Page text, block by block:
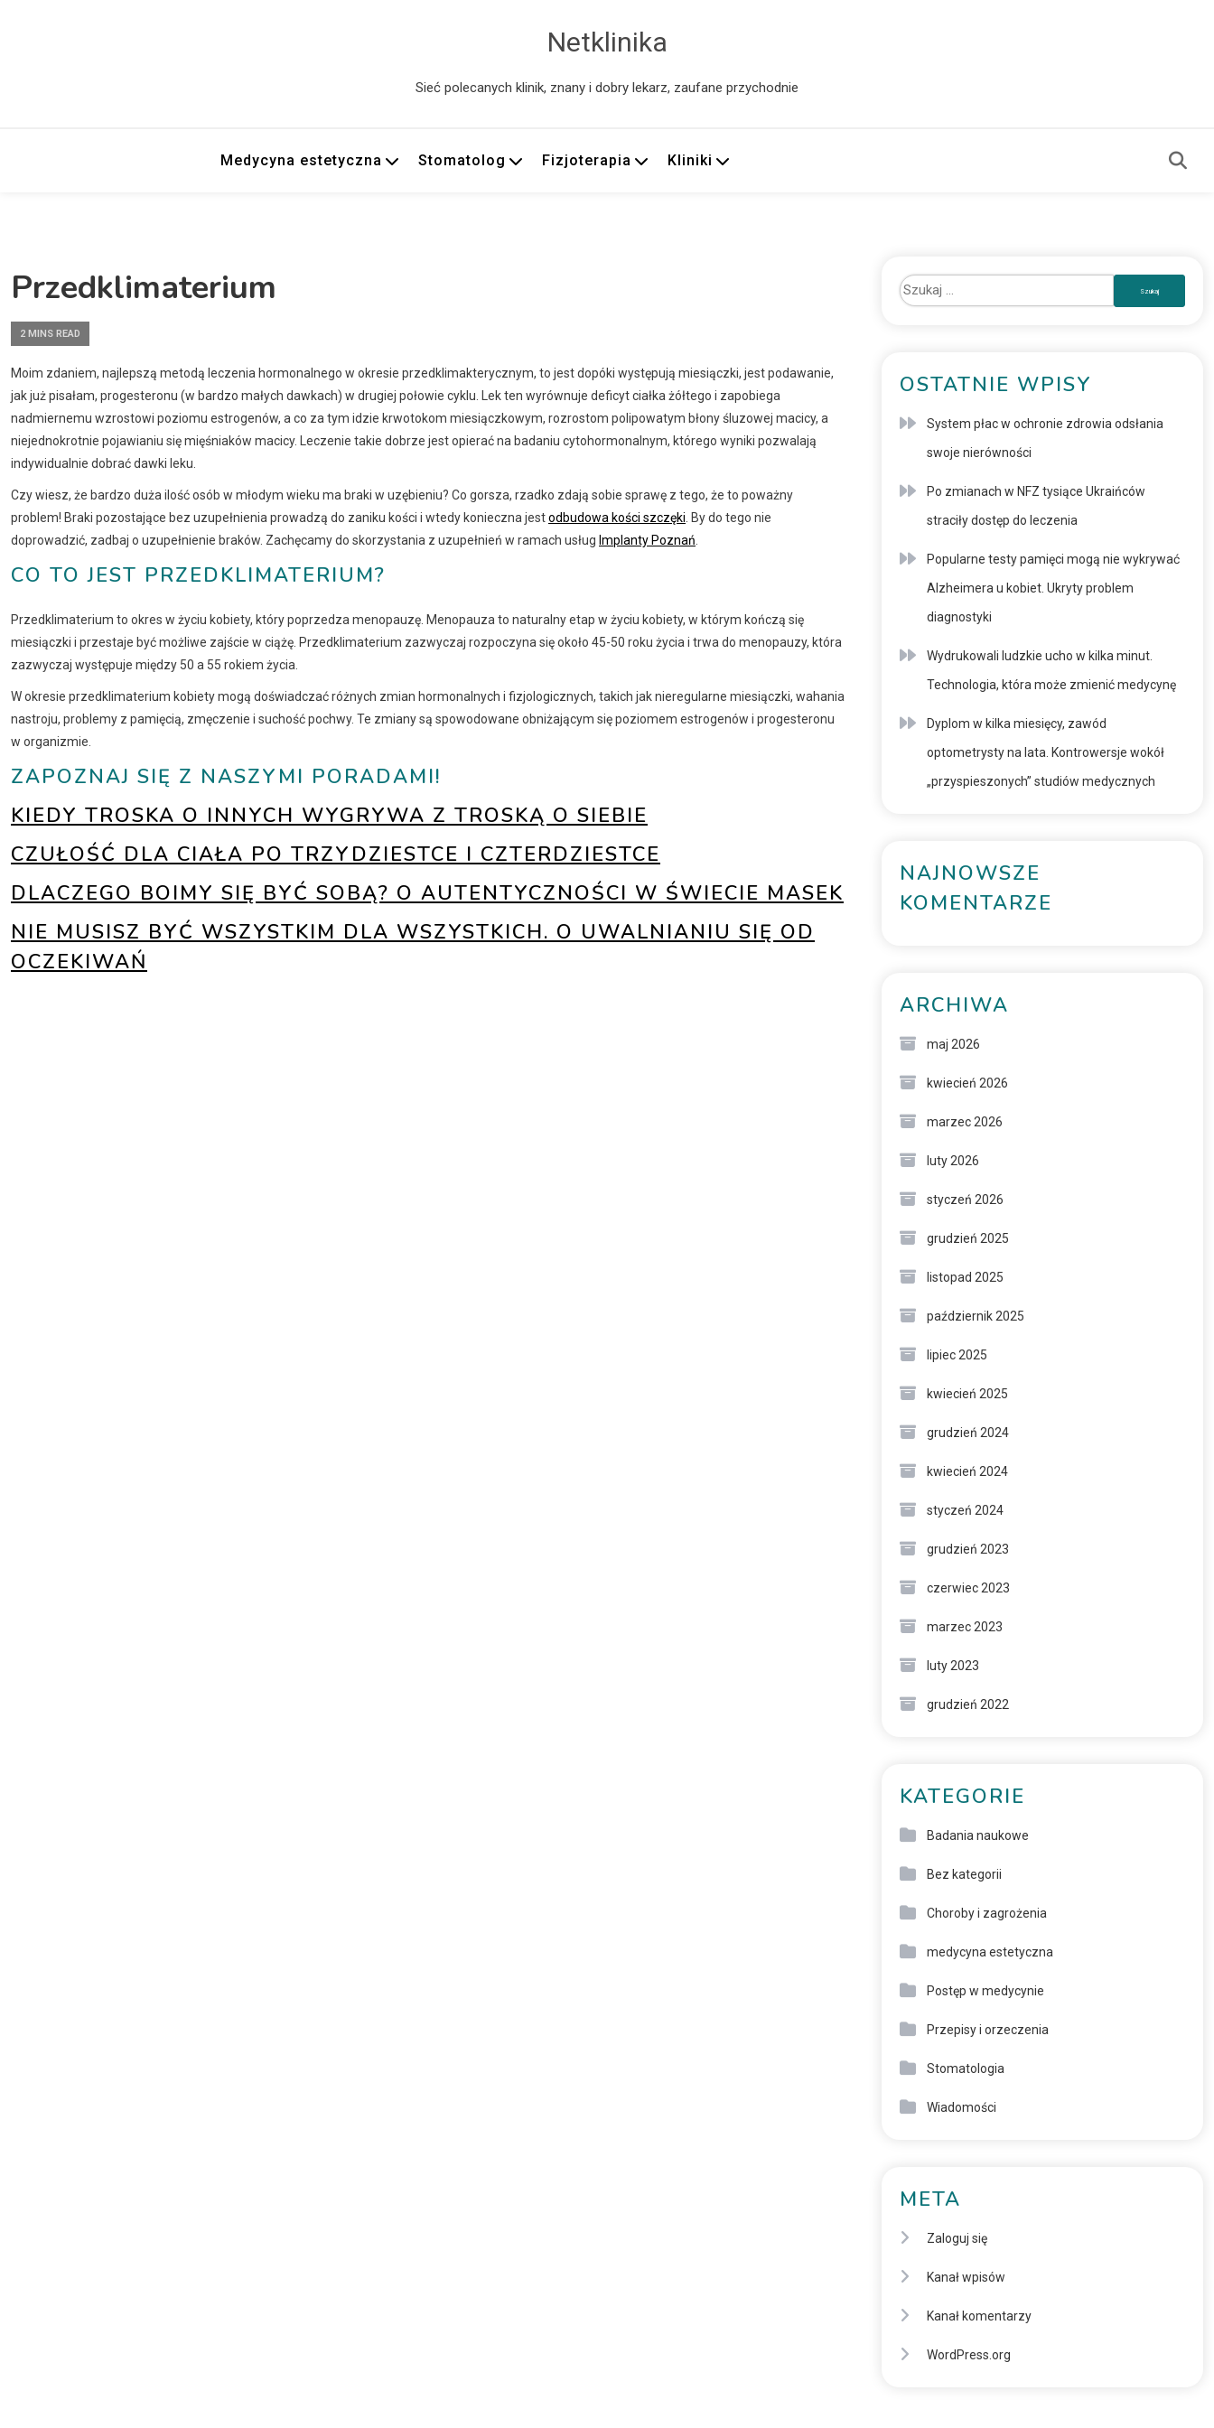
Netklinika
Sieć polecanych klinik, znany i dobry lekarz, zaufane przychodnie
Medycyna estetyczna Stomatolog Fizjoterapia Kliniki
Przedklimaterium
2 MINS READ
Moim zdaniem, najlepszą metodą leczenia hormonalnego w okresie przedklimakterycznym, to jest dopóki występują miesiączki, jest podawanie,
jak już pisałam, progesteronu (w bardzo małych dawkach) w drugiej połowie cyklu. Lek ten wyrównuje deficyt ciałka żółtego i zapobiega
nadmiernemu wzrostowi poziomu estrogenów, a co za tym idzie krwotokom miesiączkowym, rozrostom polipowatym błony śluzowej macicy, a
niejednokrotnie pojawianiu się mięśniaków macicy. Leczenie takie dobrze jest opierać na badaniu cytohormonalnym, którego wyniki pozwalają
indywidualnie dobrać dawki leku.
Czy wiesz, że bardzo duża ilość osób w młodym wieku ma braki w uzębieniu? Co gorsza, rzadko zdają sobie sprawę z tego, że to poważny
problem! Braki pozostające bez uzupełnienia prowadzą do zaniku kości i wtedy konieczna jestodbudowa kości szczęki . By do tego nie
doprowadzić, zadbaj o uzupełnienie braków. Zachęcamy do skorzystania z uzupełnień w ramach usług Implanty Poznań
CO TO JEST PRZEDKLIMATERIUM?
Przedklimaterium to okres w życiu kobiety, który poprzedza menopauzę. Menopauza to naturalny etap w życiu kobiety, w którym kończą się
miesiączki i przestaje być możliwe zajście w ciążę. Przedklimaterium zazwyczaj rozpoczyna się około 45-50 roku życia i trwa do menopauzy, która
zazwyczaj występuje między 50 a 55 rokiem życia.
W okresie przedklimaterium kobiety mogą doświadczać różnych zmian hormonalnych i fizjologicznych, takich jak nieregularne miesiączki, wahania
nastroju, problemy z pamięcią, zmęczenie i suchość pochwy. Te zmiany są spowodowane obniżającym się poziomem estrogenów i progesteronu
w organizmie.
ZAPOZNAJ SIĘ Z NASZYMI PORADAMI!
KIEDY TROSKA O INNYCH WYGRYWA Z TROSKĄ O SIEBIE
CZUŁOŚĆ DLA CIAŁA PO TRZYDZIESTCE I CZTERDZIESTCE
DLACZEGO BOIMY SIĘ BYĆ SOBĄ? O AUTENTYCZNOŚCI W ŚWIECIE MASEK
NIE MUSISZ BYĆ WSZYSTKIM DLA WSZYSTKICH. O UWALNIANIU SIĘ OD
OCZEKIWAŃ
OSTATNIE WPISY
System płac w ochronie zdrowia odsłania
swoje nierówności
Po zmianach w NFZ tysiące Ukraińców
straciły dostęp do leczenia
Popularne testy pamięci mogą nie wykrywać
Alzheimera u kobiet. Ukryty problem
diagnostyki
Wydrukowali ludzkie ucho w kilka minut.
Technologia, która może zmienić medycynę
Dyplom w kilka miesięcy, zawód
optometrysty na lata. Kontrowersje wokół
„przyspieszonych” studiów medycznych
NAJNOWSZE
KOMENTARZE
ARCHIWA
maj 2026
kwiecień 2026
marzec 2026
luty 2026
styczeń 2026
grudzień 2025
listopad 2025
październik 2025
lipiec 2025
kwiecień 2025
grudzień 2024
kwiecień 2024
styczeń 2024
grudzień 2023
czerwiec 2023
marzec 2023
luty 2023
grudzień 2022
KATEGORIE
Badania naukowe
Bez kategorii
Choroby i zagrożenia
medycyna estetyczna
Postęp w medycynie
Przepisy i orzeczenia
Stomatologia
Wiadomości
META
Zaloguj się
Kanał wpisów
Kanał komentarzy
WordPress.org